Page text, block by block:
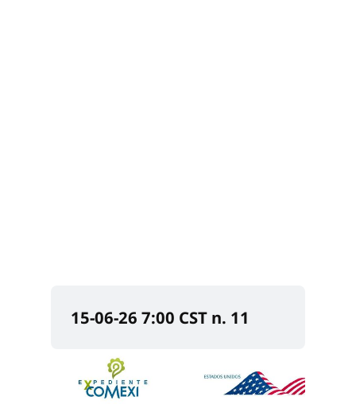
15-06-26 7:00 CST n. 11